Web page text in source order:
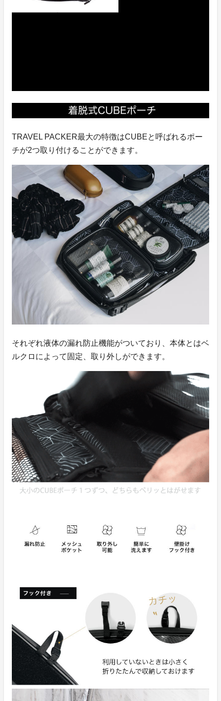
TRAVEL PACKER最大の特徴はCUBEと呼ばれるポー
チが2つ取り付けることができます。
それぞれ液体の漏れ防止機能がついており、本体とはベ
ルクロによって固定、取り外しができます。